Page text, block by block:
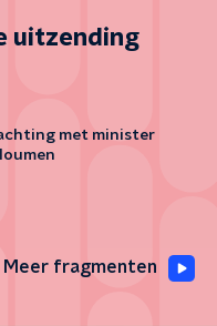
uitzending
met minister
Meer fragmenten